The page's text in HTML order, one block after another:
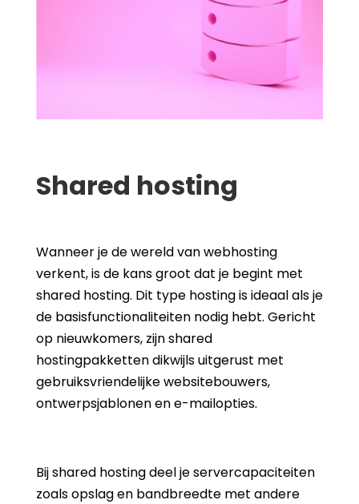
Shared hosting
Wanneer je de wereld van webhosting
verkent, is de kans groot dat je begint met
shared hosting. Dit type hosting is ideaal als je
de basisfunctionaliteiten nodig hebt. Gericht
op nieuwkomers, zijn shared
hostingpakketten dikwijls uitgerust met
gebruiksvriendelijke websitebouwers,
ontwerpsjablonen en e-mailopties.
Bij shared hosting deel je servercapaciteiten
zoals opslag en bandbreedte met andere